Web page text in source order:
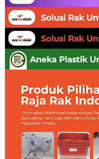
Produk Lain Peralatan
Artikel Retail & Logistik